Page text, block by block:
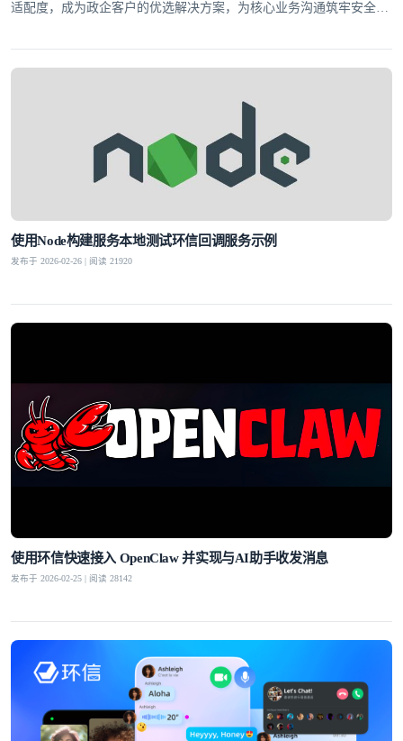
适配度，成为政企客户的优选解决方案，为核心业务沟通筑牢安全防
使用Node构建服务本地测试环信回调服务示例
发布于 2026-02-26 | 阅读 21920
使用环信快速接入 OpenClaw 并实现与AI助手收发消息
发布于 2026-02-25 | 阅读 28142